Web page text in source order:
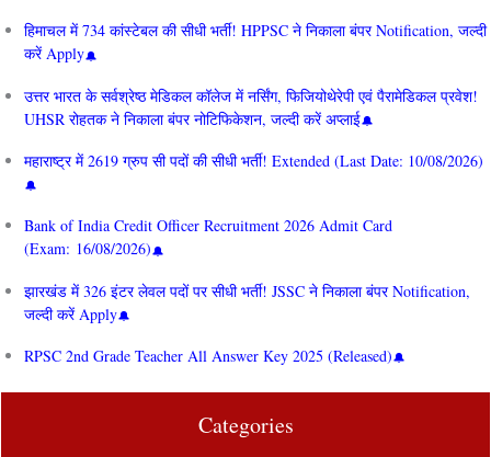
हिमाचल में 734 कांस्टेबल की सीधी भर्ती! HPPSC ने निकाला बंपर Notification, जल्दी
करें Apply
उत्तर भारत के सर्वश्रेष्ठ मेडिकल कॉलेज में नर्सिंग, फिजियोथेरेपी एवं पैरामेडिकल प्रवेश!
UHSR रोहतक ने निकाला बंपर नोटिफिकेशन, जल्दी करें अप्लाई
महाराष्ट्र में 2619 ग्रुप सी पदों की सीधी भर्ती! Extended (Last Date: 10/08/2026)
Bank of India Credit Officer Recruitment 2026 Admit Card
(Exam: 16/08/2026)
झारखंड में 326 इंटर लेवल पदों पर सीधी भर्ती! JSSC ने निकाला बंपर Notification,
जल्दी करें Apply
RPSC 2nd Grade Teacher All Answer Key 2025 (Released)
Categories